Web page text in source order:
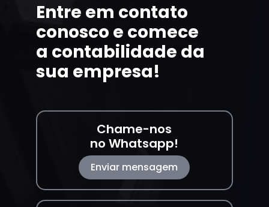
Entre em contato
conosco e comece
a contabilidade da
sua empresa!
Chame-nos
no Whatsapp!
Enviar mensagem